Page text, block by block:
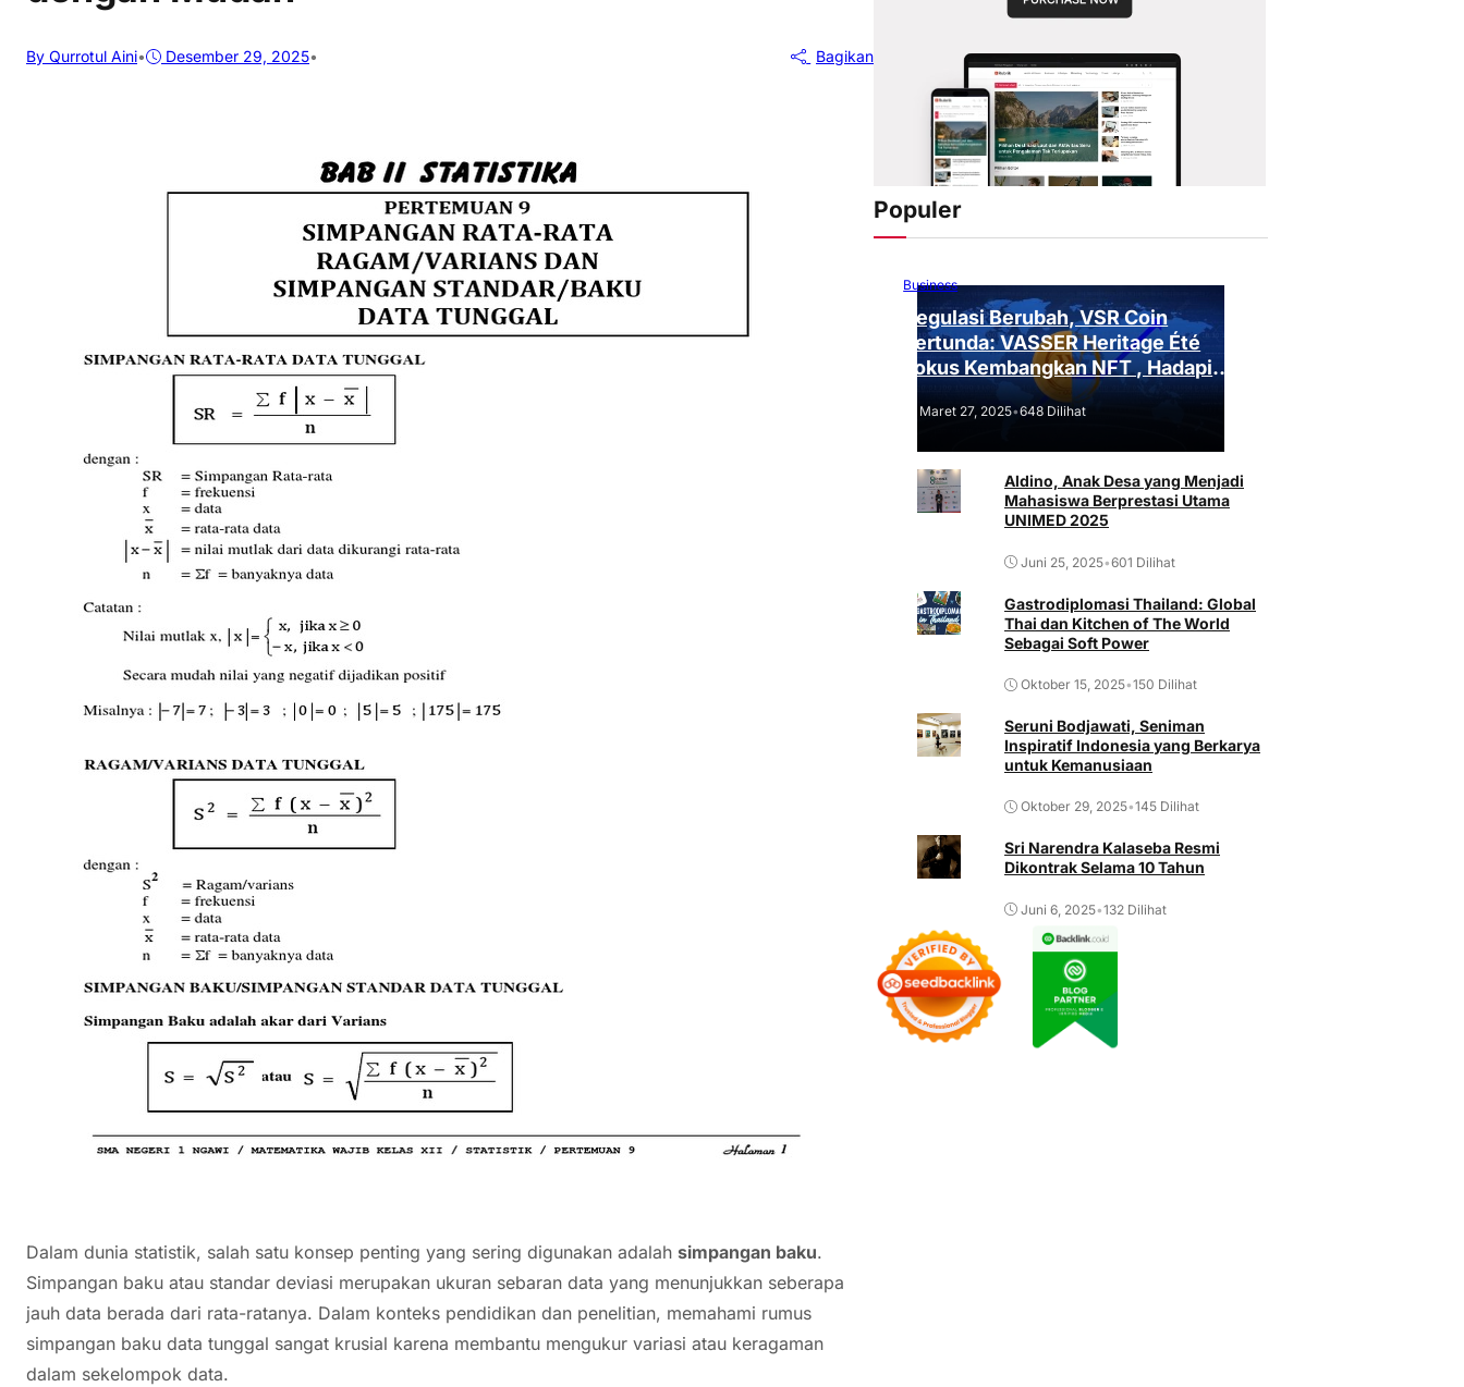
By Qurrotul Aini• Desember 29, 2025• Bagikan
Dalam dunia statistik, salah satu konsep penting yang sering digunakan adalah simpangan baku.
Simpangan baku atau standar deviasi merupakan ukuran sebaran data yang menunjukkan seberapa
jauh data berada dari rata-ratanya. Dalam konteks pendidikan dan penelitian, memahami rumus
simpangan baku data tunggal sangat krusial karena membantu mengukur variasi atau keragaman
dalam sekelompok data.
Populer
Business
Regulasi Berubah, VSR Coin
Tertunda: VASSER Heritage Été
Fokus Kembangkan NFT , Hadapi
Tantangan Regulasi!
Maret 27, 2025•648 Dilihat
Aldino, Anak Desa yang Menjadi
Mahasiswa Berprestasi Utama
UNIMED 2025
Juni 25, 2025•601 Dilihat
Gastrodiplomasi Thailand: Global
Thai dan Kitchen of The World
Sebagai Soft Power
Oktober 15, 2025•150 Dilihat
Seruni Bodjawati, Seniman
Inspiratif Indonesia yang Berkarya
untuk Kemanusiaan
Oktober 29, 2025•145 Dilihat
Sri Narendra Kalaseba Resmi
Dikontrak Selama 10 Tahun
Juni 6, 2025•132 Dilihat